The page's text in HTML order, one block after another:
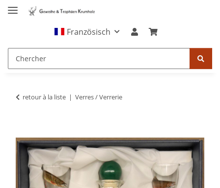
Französisch
retour à la liste Verres / Verrerie